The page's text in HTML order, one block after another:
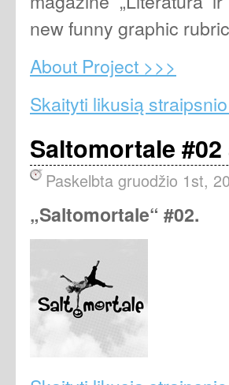
new funny graphic
About Project >>>
Skaityti likusią
Saltomortale
Paskelbta gruodžio 1st,
„Saltomortale“ #02.